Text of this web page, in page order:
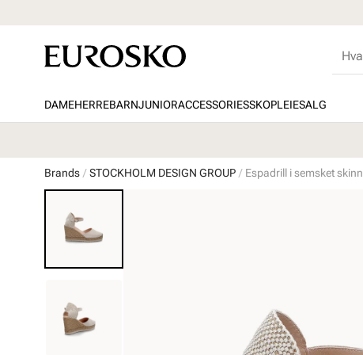
DAMEHERREBARNJUNIORACCESSORIESSKOPLEIESALG
Brands STOCKHOLM DESIGN GROUP Espadrill i semsket skinn